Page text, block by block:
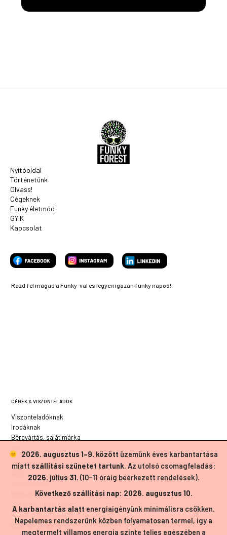
Nyitóoldal
Történetünk
Olvass!
Cégeknek
Funky életmód
GYIK
Kapcsolat
Rázd fel magad a Funky-val és legyen igazán funky napod!
CÉGEK & VISZONTELADÓK
Viszonteladóknak
Irodáknak
Bérgyártás, saját márka
Süti szabályzat
Impresszum
Elállás a szerződéstől
2026. augusztus 1–9. között üzemünk éves karbantartása
miatt szállítási szünetet tartunk. Az utolsó csomagfeladás:
2026. július 31. (10–11 óráig beérkezett rendelések).
Következő szállítási nap: 2026. augusztus 10.
A karbantartás alatt energiaigényünk minimálisra csökken.
Napelemes rendszerünk közben folyamatosan termel, így a
megtermelt villamos energia szinte teljes egészében a